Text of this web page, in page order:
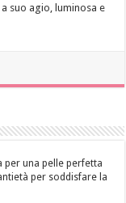
suo agio, luminosa e
per una pelle perfetta
per soddisfare la